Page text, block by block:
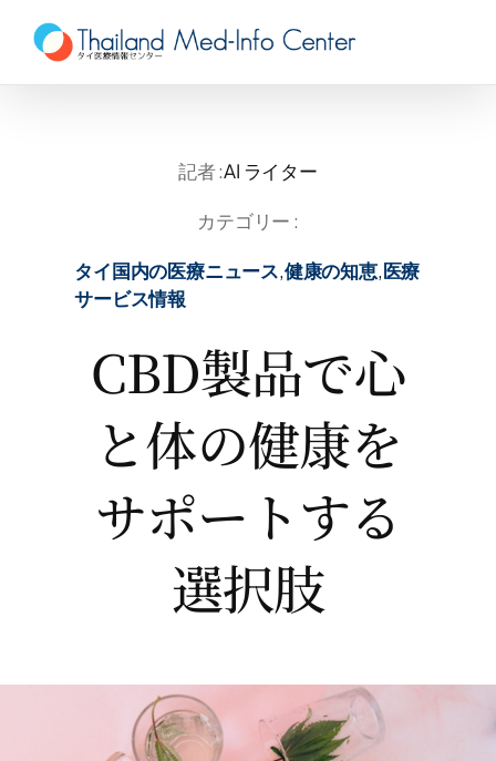
content
記者 :AI ライター
カテゴリー :
タイ国内の医療ニュース,健康の知恵,医療
サービス情報
CBD製品で心
と体の健康を
サポートする
選択肢